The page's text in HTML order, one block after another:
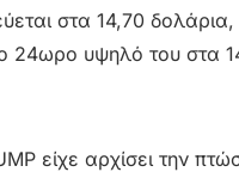
στα 14,70
24ωρο υψηλό του στα
είχε αρχίσει την